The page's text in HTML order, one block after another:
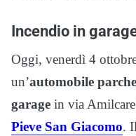
Incendio in
Oggi, venerdì 4
un’automobile
garage in via
Pieve San Giacomo.